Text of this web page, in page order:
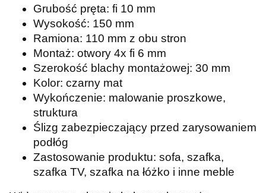
Grubość pręta: fi 10 mm
Wysokość: 150 mm
Ramiona: 110 mm z obu stron
Montaż: otwory 4x fi 6 mm
Szerokość blachy montażowej: 30 mm
Kolor: czarny mat
Wykończenie: malowanie proszkowe,
struktura
Ślizg zabezpieczający przed zarysowaniem
podłóg
Zastosowanie produktu: sofa, szafka,
szafka TV, szafka na łóżko i inne meble